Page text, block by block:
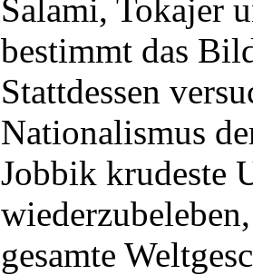
Salami, Tokajer
bestimmt das
Stattdessen
Nationalismus
Jobbik krudeste
gesamte